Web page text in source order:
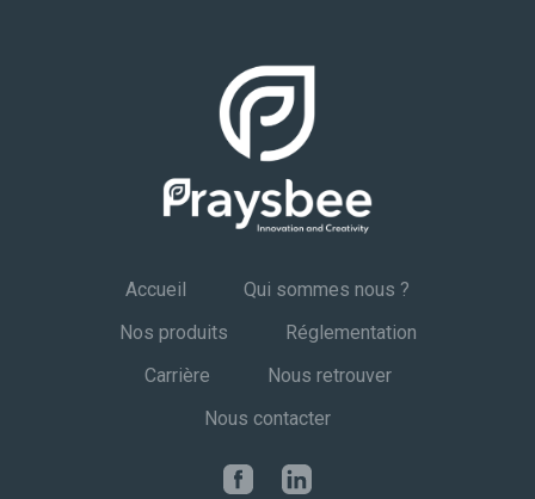
Accueil
Qui sommes nous ?
Nos produits
Réglementation
Carrière
Nous retrouver
Nous contacter